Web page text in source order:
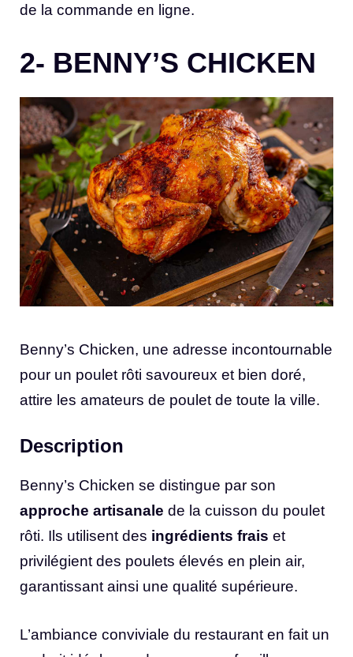
de la commande en ligne.
2- BENNY’S CHICKEN
Benny’s Chicken, une adresse incontournable
pour un poulet rôti savoureux et bien doré,
attire les amateurs de poulet de toute la ville.
Description
Benny’s Chicken se distingue par son
approche artisanale de la cuisson du poulet
rôti. Ils utilisent des ingrédients frais et
privilégient des poulets élevés en plein air,
garantissant ainsi une qualité supérieure.
L’ambiance conviviale du restaurant en fait un